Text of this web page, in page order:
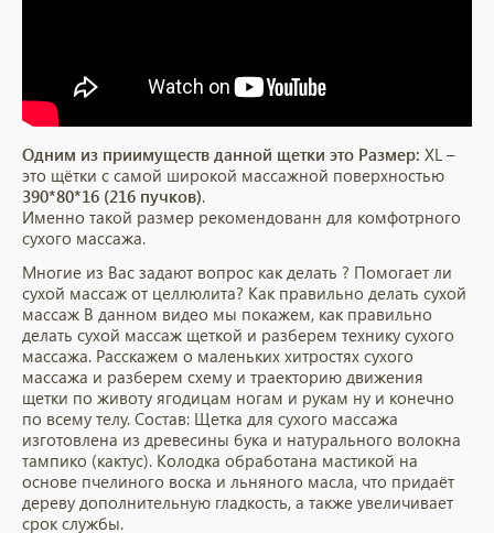
Одним из приимуществ данной щетки это Размер: XL –
это щётки с самой широкой массажной поверхностью
390*80*16 (216 пучков).
Именно такой размер рекомендованн для комфотрного
сухого массажа.
Многие из Вас задают вопрос как делать ? Помогает ли
сухой массаж от целлюлита? Как правильно делать сухой
массаж В данном видео мы покажем, как правильно
делать сухой массаж щеткой и разберем технику сухого
массажа. Расскажем о маленьких хитростях сухого
массажа и разберем схему и траекторию движения
щетки по животу ягодицам ногам и рукам ну и конечно
по всему телу. Состав: Щетка для сухого массажа
изготовлена из древесины бука и натурального волокна
тампико (кактус). Колодка обработана мастикой на
основе пчелиного воска и льняного масла, что придаёт
дереву дополнительную гладкость, а также увеличивает
срок службы.